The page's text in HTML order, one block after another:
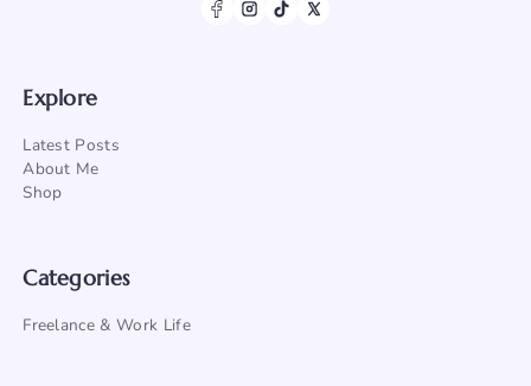
Explore
Latest Posts
About Me
Shop
Categories
Freelance & Work Life